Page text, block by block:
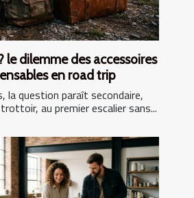
le dilemme des accessoires
en road trip
la question paraît secondaire,
au premier escalier sans...